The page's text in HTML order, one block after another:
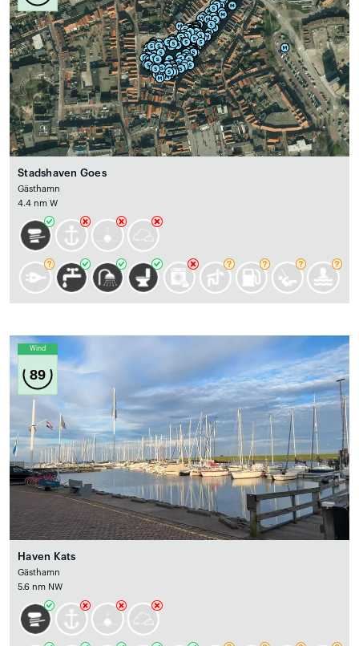
Stadshaven Goes
Gästhamn
4.4 nm W
Wind
89
Haven Kats
Gästhamn
5.6 nm NW